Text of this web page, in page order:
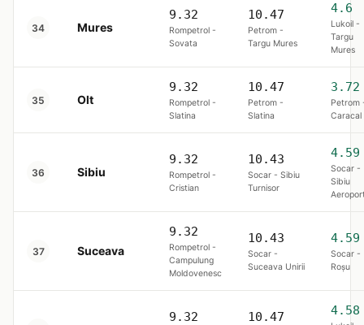
34 Mures
9.32
Rompetrol -
Sovata
10.47
Petrom -
Targu Mures
4.6
Lukoil -
Targu
Mures
35 Olt
9.32
Rompetrol -
Slatina
10.47
Petrom -
Slatina
3.72
Petrom
Caracal
36 Sibiu
9.32
Rompetrol -
Cristian
10.43
Socar - Sibiu
Turnisor
4.59
Socar -
Sibiu
37 Suceava
9.32
Rompetrol -
Campulung
Moldovenesc
10.43
Socar -
Suceava Unirii
4.59
Socar -
Roşu
9.32 10.47 4.58